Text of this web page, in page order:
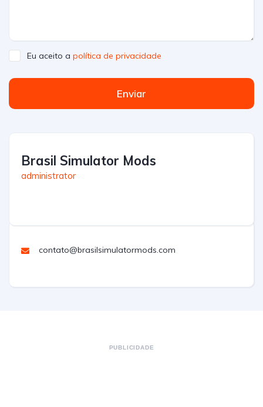
Eu aceito a política de privacidade
Enviar
Brasil Simulator Mods
administrator
contato@brasilsimulatormods.com
PUBLICIDADE